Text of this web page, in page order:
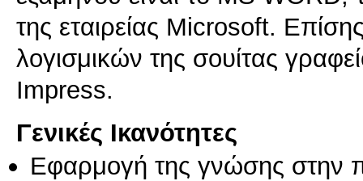
της εταιρείας Microsoft.
λογισμικών της σουίτας
Γενικές Ικανότητες
Εφαρμογή της γνώσης στην